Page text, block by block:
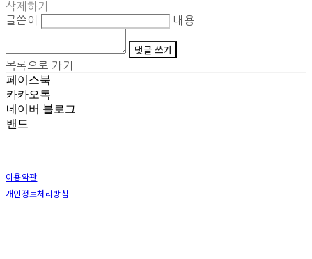
삭제하기
글쓴이
내용
댓글 쓰기
목록으로 가기
페이스북
카카오톡
네이버 블로그
밴드
이용약관
개인정보처리방침